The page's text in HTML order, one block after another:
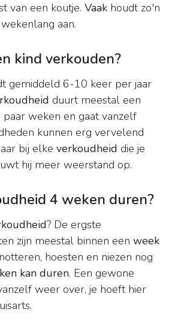
van een koutje. Vaak houdt zo'n
aan.
kind verkouden?
gemiddeld 6-10 keer per jaar
duurt meestal een
weken en gaat vanzelf
kunnen erg vervelend
bij elke verkoudheid die je
hij meer weerstand op.
4 weken duren?
? De ergste
zijn meestal binnen een week
hoesten en niezen nog
kan duren. Een gewone
weer over, je hoeft hier